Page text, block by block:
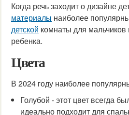
Когда речь заходит о дизайне
материалы наиболее
детской комнаты для
ребенка.
Цвета
В 2024 году наиболее
Голубой - этот цвет всегда
идеально подходит для